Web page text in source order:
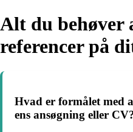
Alt du behøver
referencer på
Hvad er formålet med
ens ansøgning eller